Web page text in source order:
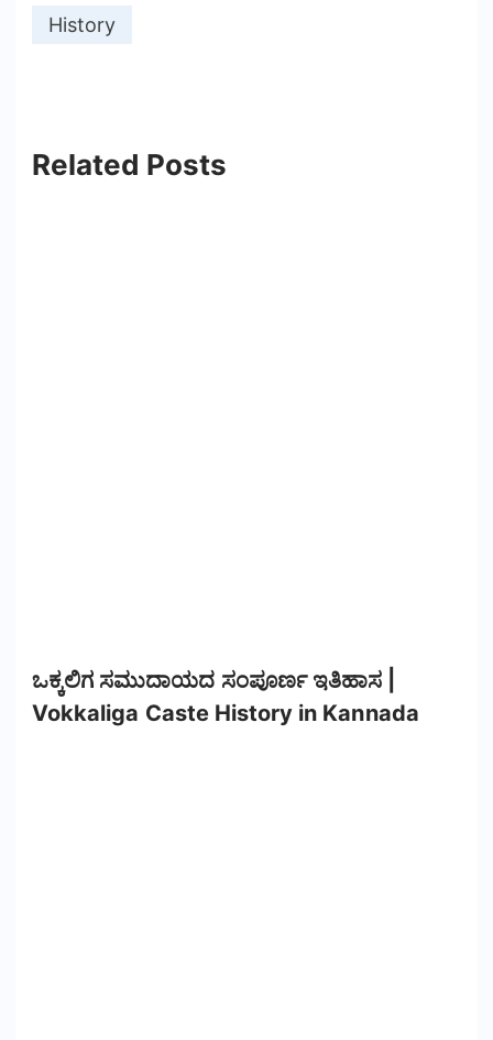
History
Related Posts
ಒಕ್ಕಲಿಗ ಸಮುದಾಯದ ಸಂಪೂರ್ಣ ಇತಿಹಾಸ |
Vokkaliga Caste History in Kannada